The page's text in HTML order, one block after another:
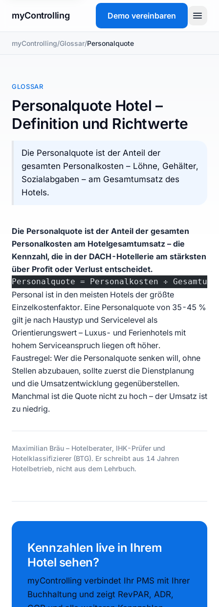
myControlling Demo vereinbaren
Produkt
FAQ
Glossar
Demo vereinbaren
myControlling/Glossar/Personalquote
GLOSSAR
Personalquote Hotel –
Definition und Richtwerte
Die Personalquote ist der Anteil der
gesamten Personalkosten – Löhne, Gehälter,
Sozialabgaben – am Gesamtumsatz des
Hotels.
Die Personalquote ist der Anteil der gesamten
Personalkosten am Hotelgesamtumsatz – die
Kennzahl, die in der DACH-Hotellerie am stärksten
über Profit oder Verlust entscheidet.
Personalquote = Personalkosten ÷
Personal ist in den meisten Hotels der größte
Einzelkostenfaktor. Eine Personalquote von 35-45 %
gilt je nach Haustyp und Servicelevel als
Orientierungswert – Luxus- und Ferienhotels mit
hohem Serviceanspruch liegen oft höher.
Faustregel: Wer die Personalquote senken will, ohne
Stellen abzubauen, sollte zuerst die Dienstplanung
und die Umsatzentwicklung gegenüberstellen.
Manchmal ist die Quote nicht zu hoch – der Umsatz ist
zu niedrig.
Maximilian Bräu – Hotelberater, IHK-Prüfer und
Hotelklassifizierer (BTG). Er schreibt aus 14 Jahren
Hotelbetrieb, nicht aus dem Lehrbuch.
Kennzahlen live in Ihrem
Hotel sehen?
myControlling verbindet Ihr PMS mit Ihrer
Buchhaltung und zeigt RevPAR, ADR,